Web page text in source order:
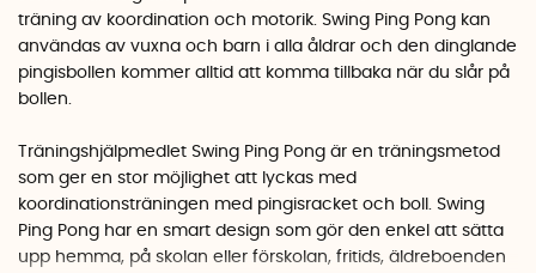
träning av koordination och motorik. Swing Ping Pong kan
användas av vuxna och barn i alla åldrar och den dinglande
pingisbollen kommer alltid att komma tillbaka när du slår på
bollen.
Träningshjälpmedlet Swing Ping Pong är en träningsmetod
som ger en stor möjlighet att lyckas med
koordinationsträningen med pingisracket och boll. Swing
Ping Pong har en smart design som gör den enkel att sätta
upp hemma, på skolan eller förskolan, fritids, äldreboenden